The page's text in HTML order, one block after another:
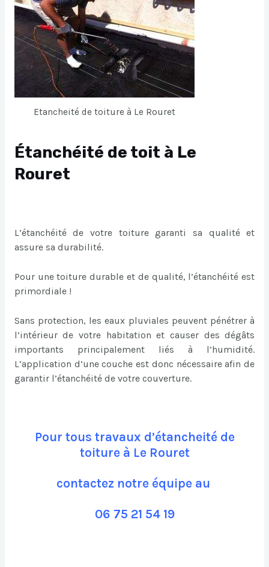
Etancheité de toiture à Le Rouret
Étanchéité de toit à Le
Rouret
L’étanchéité de votre toiture garanti sa qualité et
assure sa durabilité.
Pour une toiture durable et de qualité, l’étanchéité est
primordiale !
Sans protection, les eaux pluviales peuvent pénétrer à
l’intérieur de votre habitation et causer des dégâts
importants principalement liés à l’humidité.
L’application d’une couche est donc nécessaire afin de
garantir l’étanchéité de votre couverture.
Pour tous travaux d’étancheité de
toiture à Le Rouret
contactez notre équipe au
06 75 21 54 19